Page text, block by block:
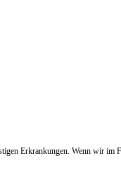
Erkrankungen. Wenn wir im